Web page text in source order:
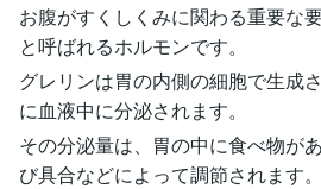
お腹がすくしくみに関わる重要な
と呼ばれるホルモンです。
グレリンは胃の内側の細胞で生成
に血液中に分泌されます。
その分泌量は、胃の中に食べ物が
び具合などによって調節されます。